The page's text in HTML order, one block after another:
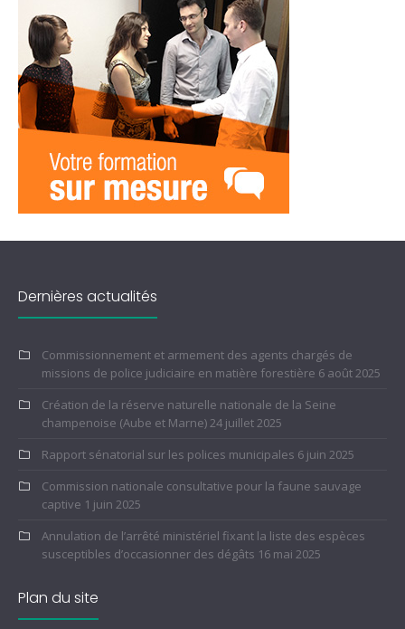
Dernières actualités
Commissionnement et armement des agents chargés de
missions de police judiciaire en matière forestière 6 août 2025
Création de la réserve naturelle nationale de la Seine
champenoise (Aube et Marne)24 juillet 2025
Rapport sénatorial sur les polices municipales 6 juin 2025
Commission nationale consultative pour la faune sauvage
captive 1 juin 2025
Annulation de l’arrêté ministériel fixant la liste des espèces
susceptibles d’occasionner des dégâts 16 mai 2025
Plan du site